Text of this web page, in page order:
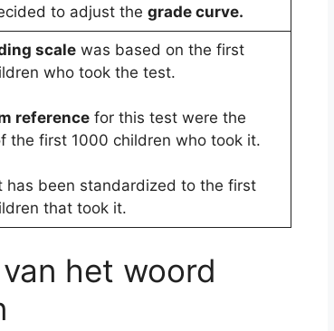
to adjust the grade curve.
scalewas based on the first
who took the test.
referencefor this test were the
the first 1000 children who took it.
has been standardized to the first
that took it.
het woord